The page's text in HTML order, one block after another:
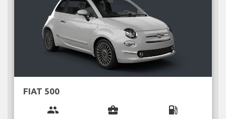
FIAT 500
group business_center local_gas_station